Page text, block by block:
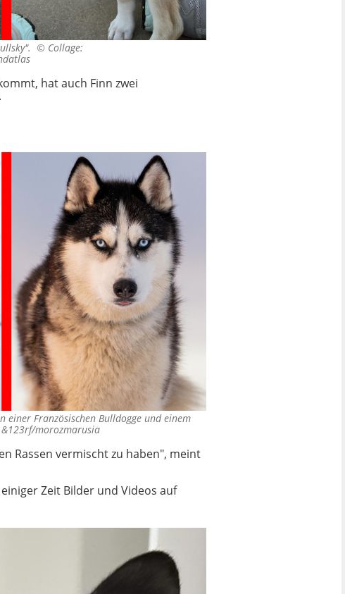
© Collage:
hat auch Finn zwei
einer Französischen Bulldogge und einem
morozmarusia
Rassen vermischt zu haben", meint
Zeit Bilder und Videos auf